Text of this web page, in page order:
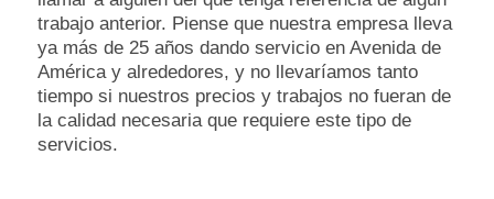
trabajo anterior. Piense que nuestra empresa lleva
ya más de 25 años dando servicio en Avenida de
América y alrededores, y no llevaríamos tanto
tiempo si nuestros precios y trabajos no fueran de
la calidad necesaria que requiere este tipo de
servicios.